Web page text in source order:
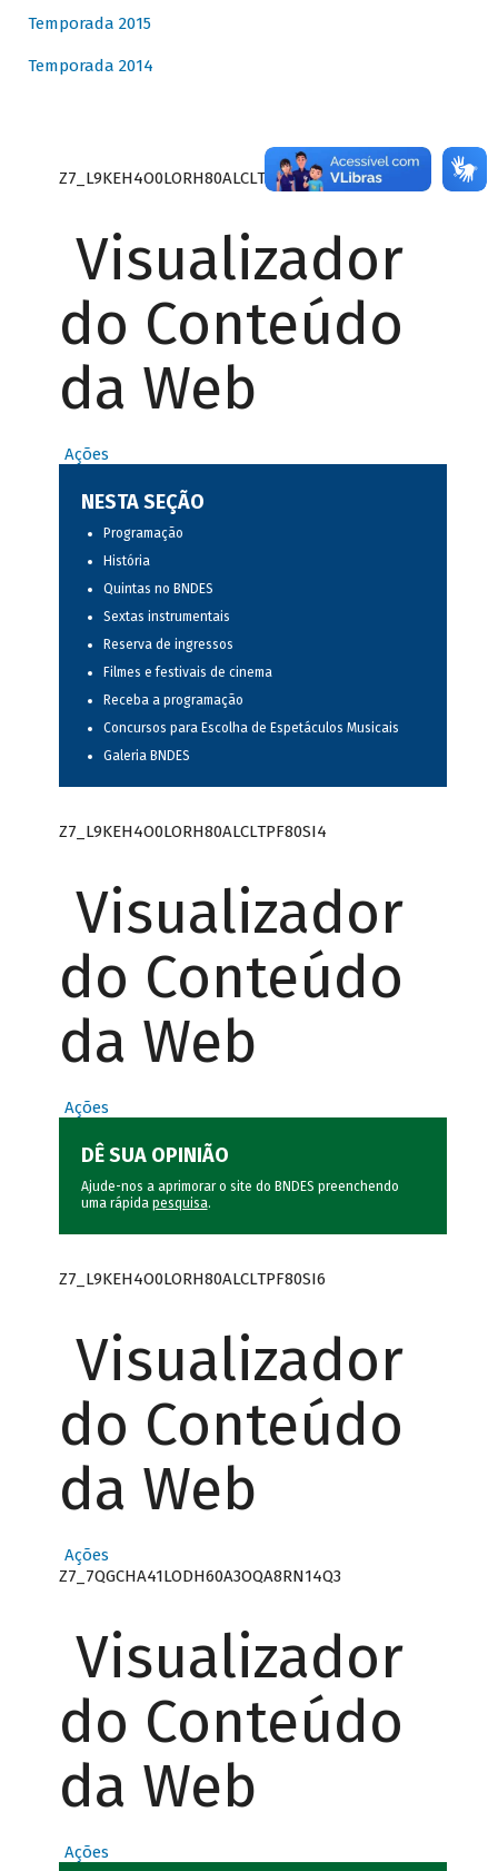
Temporada 2015
Temporada 2014
Z7_L9KEH4O0LORH80ALCLTPF80S27
Visualizador
do Conteúdo
da Web
Ações
NESTA SEÇÃO
Programação
História
Quintas no BNDES
Sextas instrumentais
Reserva de ingressos
Filmes e festivais de cinema
Receba a programação
Concursos para Escolha de Espetáculos Musicais
Galeria BNDES
Z7_L9KEH4O0LORH80ALCLTPF80SI4
Visualizador
do Conteúdo
da Web
Ações
DÊ SUA OPINIÃO
Ajude-nos a aprimorar o site do BNDES preenchendo
uma rápida pesquisa.
Z7_L9KEH4O0LORH80ALCLTPF80SI6
Visualizador
do Conteúdo
da Web
Ações
Z7_7QGCHA41LODH60A3OQA8RN14Q3
Visualizador
do Conteúdo
da Web
Ações